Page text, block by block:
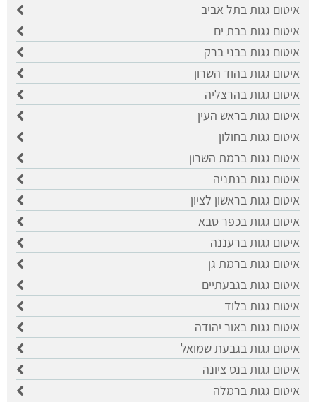
איטום גגות בתל אביב
איטום גגות בבת ים
איטום גגות בבני ברק
איטום גגות בהוד השרון
איטום גגות בהרצליה
איטום גגות בראש העין
איטום גגות בחולון
איטום גגות ברמת השרון
איטום גגות בנתניה
איטום גגות בראשון לציון
איטום גגות בכפר סבא
איטום גגות ברעננה
איטום גגות ברמת גן
איטום גגות בגבעתיים
איטום גגות בלוד
איטום גגות באור יהודה
איטום גגות בגבעת שמואל
איטום גגות בנס ציונה
איטום גגות ברמלה